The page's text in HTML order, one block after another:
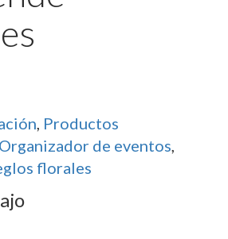
, Productos
Organizador de eventos,
florales